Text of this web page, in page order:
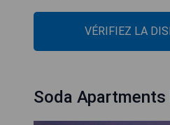
VÉRIFIEZ LA
Soda Apartments